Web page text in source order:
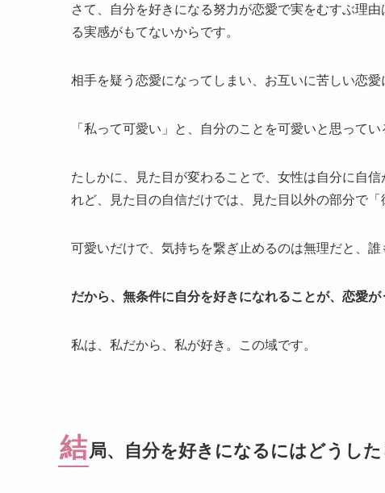
さて、自分を好きになる努力が恋愛で実をむすぶ理
る実感がもてないからです。
相手を疑う恋愛になってしまい、お互いに苦しい恋愛
「私って可愛い」と、自分のことを可愛いと思って
たしかに、見た目が変わることで、女性は自分に自
れど、見た目の自信だけでは、見た目以外の部分で
可愛いだけで、気持ちを繋ぎ止めるのは無理だと、誰
だから、無条件に自分を好きになれることが、恋愛が
私は、私だから、私が好き。この域です。
結局、自分を好きになるにはどうし